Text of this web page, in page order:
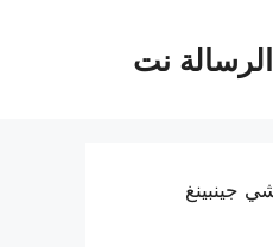
الرسالة نت